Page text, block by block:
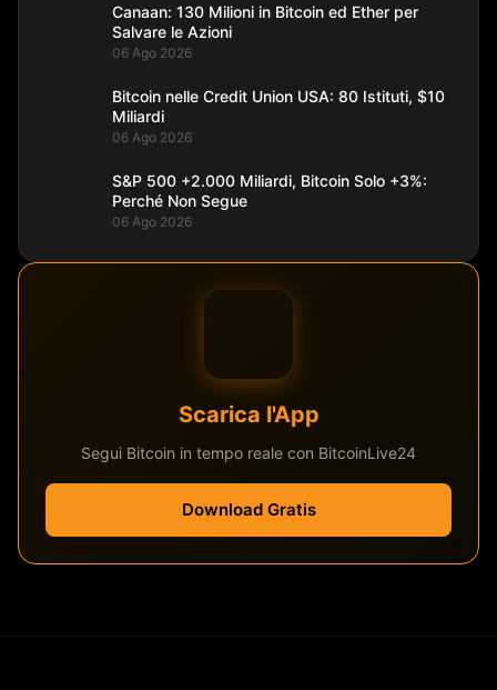
Canaan: 130 Milioni in Bitcoin ed Ether per
Salvare le Azioni
06 Ago 2026
Bitcoin nelle Credit Union USA: 80 Istituti, $10
Miliardi
06 Ago 2026
S&P 500 +2.000 Miliardi, Bitcoin Solo +3%:
Perché Non Segue
06 Ago 2026
Scarica l'App
Segui Bitcoin in tempo reale con BitcoinLive24
Download Gratis